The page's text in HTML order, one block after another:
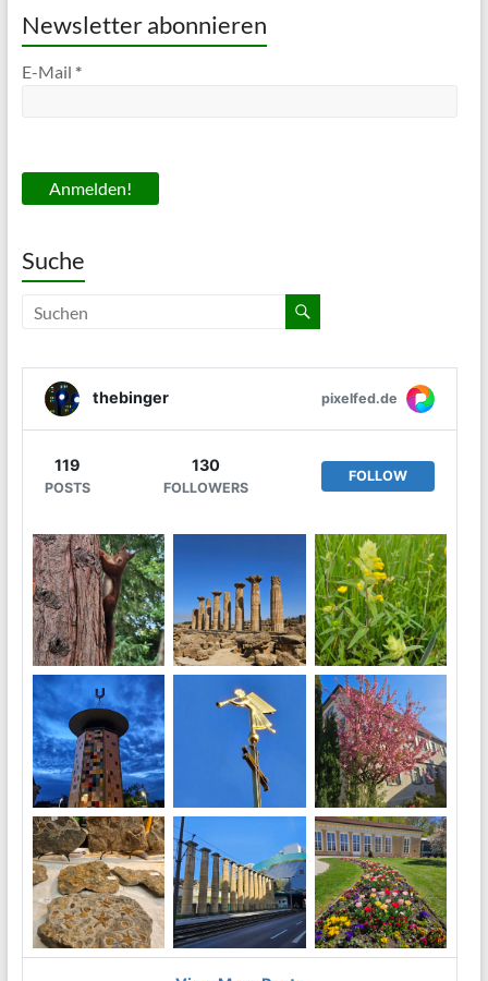
Newsletter abonnieren
E-Mail *
Suche